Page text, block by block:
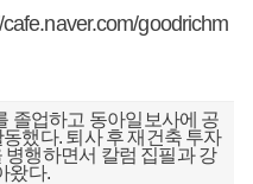
cafe.naver.com/goodrichm
졸업하고 동아일보사에 공
했다. 퇴사 후 재건축 투자
병행하면서 칼럼 집필과 강
왔다.